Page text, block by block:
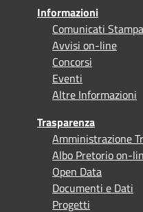
Informazioni
Comunicati Stampa
Avvisi on-line
Concorsi
Eventi
Altre Informazioni
Trasparenza
Amministrazione
Albo Pretorio on-
Open Data
Documenti e Dati
Progetti